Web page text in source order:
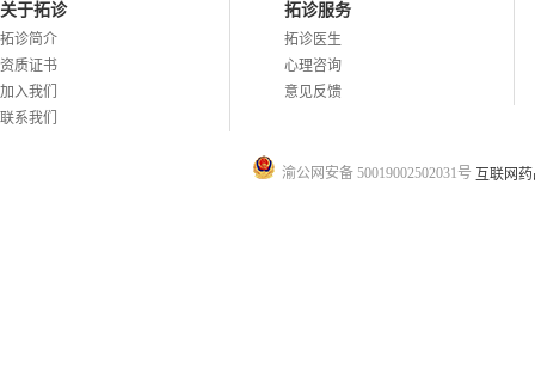
关于拓诊
拓诊简介
资质证书
加入我们
联系我们
拓诊服务
拓诊医生
心理咨询
意见反馈
渝公网安备 50019002502031号 互联网